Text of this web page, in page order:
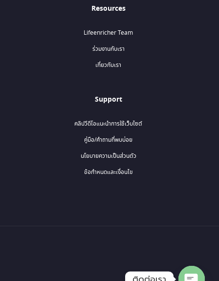
Resources
Lifeenricher Team
ร่วมงานกับเรา
เกี่ยวกับเรา
Support
คลิปวีดีโอแนะนำการใช้เว็บไซต์
คู่มือ/คำถามที่พบบ่อย
นโยบายความเป็นส่วนตัว
ข้อกำหนดและเงื่อนไข